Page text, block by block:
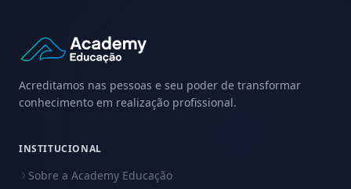
Acreditamos nas pessoas e seu poder de transformar
conhecimento em realização profissional.
INSTITUCIONAL
Sobre a Academy Educação